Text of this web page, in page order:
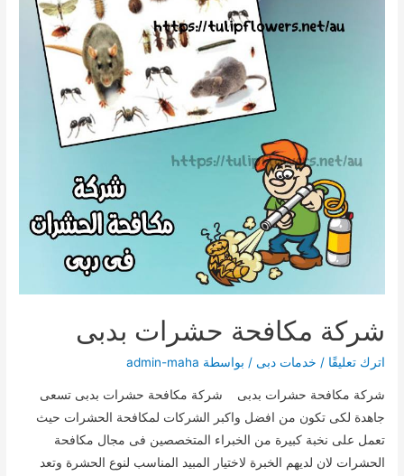
شركة مكافحة حشرات بدبى
اترك تعليقًا / خدمات دبى / بواسطة admin-maha
شركة مكافحة حشرات بدبى شركة مكافحة حشرات بدبى تسعى
جاهدة لكى تكون من افضل واكبر الشركات لمكافحة الحشرات حيث
تعمل على نخبة كبيرة من الخبراء المتخصصين فى مجال مكافحة
الحشرات لان لديهم الخبرة لاختيار المبيد المناسب لنوع الحشرة وتعد